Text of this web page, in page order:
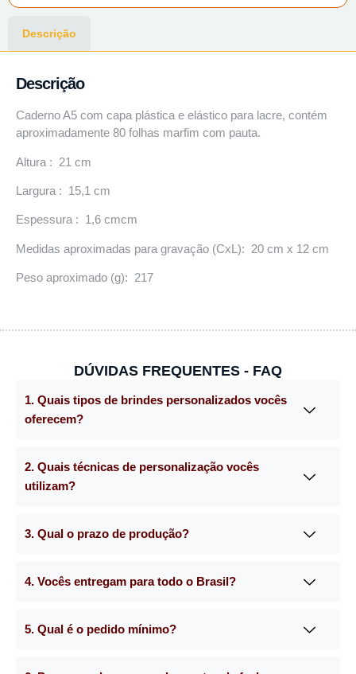
Descrição
Descrição
Caderno A5 com capa plástica e elástico para lacre, contém
aproximadamente 80 folhas marfim com pauta.
Altura : 21 cm
Largura : 15,1 cm
Espessura : 1,6 cmcm
Medidas aproximadas para gravação (CxL): 20 cm x 12 cm
Peso aproximado (g): 217
DÚVIDAS FREQUENTES - FAQ
1. Quais tipos de brindes personalizados vocês
oferecem?
2. Quais técnicas de personalização vocês
utilizam?
3. Qual o prazo de produção?
4. Vocês entregam para todo o Brasil?
5. Qual é o pedido mínimo?